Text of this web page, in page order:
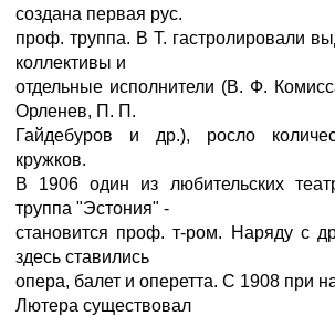
создана первая рус.
проф. труппа. В Т. гастролировали
коллективы и
отдельные исполнители (В. Ф.
Орленев, П. П.
Гайдебуров и др.), росло
кружков.
В 1906 один из любительских
труппа "Эстония" -
становится проф. т-ром. Наряду с
здесь ставились
опера, балет и оперетта. С 1908 при
Лютера существовал